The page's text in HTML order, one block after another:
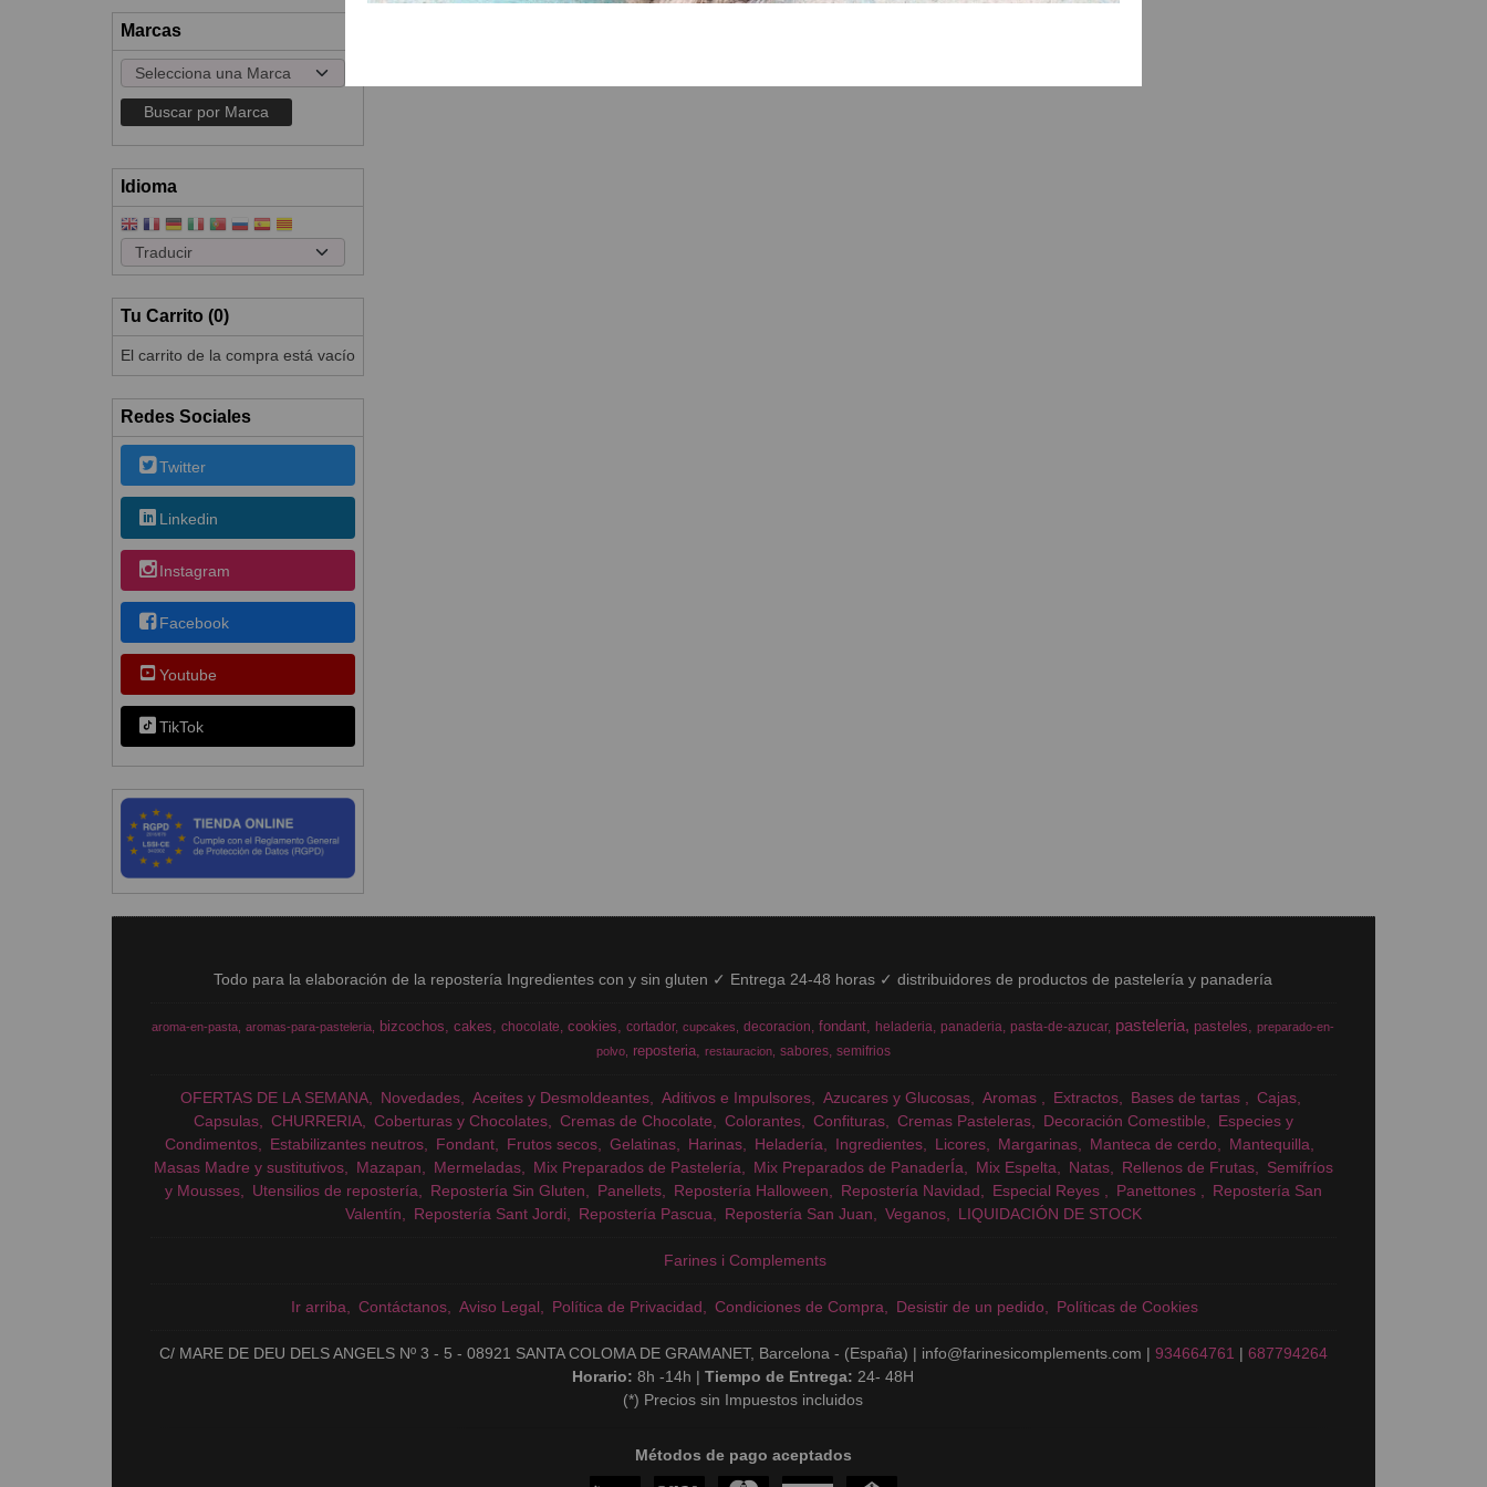
Marcas
Idioma
Tu Carrito (0)
El carrito de la compra está vacío
Redes Sociales
Twitter
Linkedin
Instagram
Facebook
Youtube
TikTok
Todo para la elaboración de la repostería Ingredientes con y sin gluten ✓ Entrega 24-48 horas ✓ distribuidores de productos de pastelería y panadería
aroma-en-pasta aromas-para-pasteleria bizcochos cakes chocolate cookies cortador cupcakes decoracion fondant heladeria panaderia pasta-de-azucar pasteleria pasteles
preparado-en-
polvo
reposteria restauracion sabores semifrios
OFERTAS DE LA SEMANA Novedades Aceites y Desmoldeantes Aditivos e Impulsores Azucares y Glucosas Aromas Extractos Bases de tartas
Cajas
Capsulas
CHURRERIA Coberturas y Chocolates Cremas de Chocolate Colorantes Confituras Cremas Pasteleras Decoración Comestible
Especies y
Condimentos
Estabilizantes neutros Fondant Frutos secos Gelatinas Harinas Heladería Ingredientes Licores Margarinas Manteca de cerdo
Mantequilla
Masas Madre y sustitutivos
Mazapan Mermeladas Mix Preparados de Pastelería Mix Preparados de PanaderÍa Mix Espelta Natas Rellenos de Frutas
Semifríos
y Mousses
Utensilios de repostería Repostería Sin Gluten Panellets Repostería Halloween Repostería Navidad Especial Reyes Panettones
Repostería San
Valentín
Repostería Sant Jordi Repostería Pascua Repostería San Juan Veganos LIQUIDACIÓN DE STOCK
Farines i Complements
Ir arriba Contáctanos Aviso Legal Política de Privacidad Condiciones de Compra Desistir de un pedido Políticas de Cookies
C/ MARE DE DEU DELS ANGELS Nº 3 - 5 - 08921 SANTA COLOMA DE GRAMANET, Barcelona - (España) | info@farinesicomplements.com | 934664761 | 687794264
Horario:8h -14h |Tiempo de Entrega: 24- 48H
(*) Precios sin Impuestos incluidos
Métodos de pago aceptados